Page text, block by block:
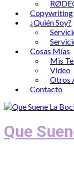
Copywriting
¿Quién Soy?
Cosas Mías
Mis
Video
Otros
Contacto
Que